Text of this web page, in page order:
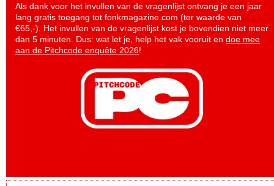
Als dank voor het invullen van de vragenlijst ontvang je een jaar
lang gratis toegang tot fonkmagazine.com (ter waarde van
€65,-). Het invullen van de vragenlijst kost je bovendien niet meer
dan 5 minuten. Dus: wat let je, help het vak vooruit en doe mee
aan de Pitchcode enquête 2026!